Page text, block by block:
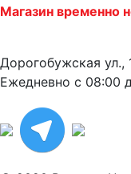
Магазин временно
Дорогобужская ул.,
Ежедневно с 08:00